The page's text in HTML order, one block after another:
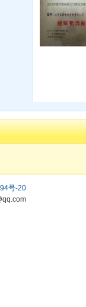
号-20